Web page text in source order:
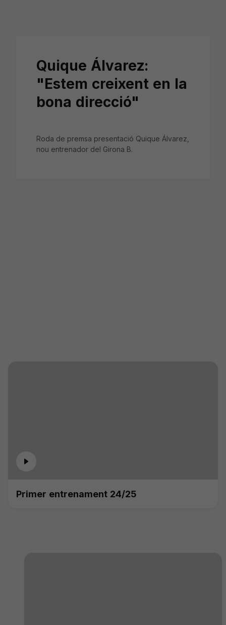
Quique Álvarez:
"Estem creixent en la
bona direcció"
Roda de premsa presentació Quique Álvarez,
nou entrenador del Girona B.
Primer entrenament 24/25